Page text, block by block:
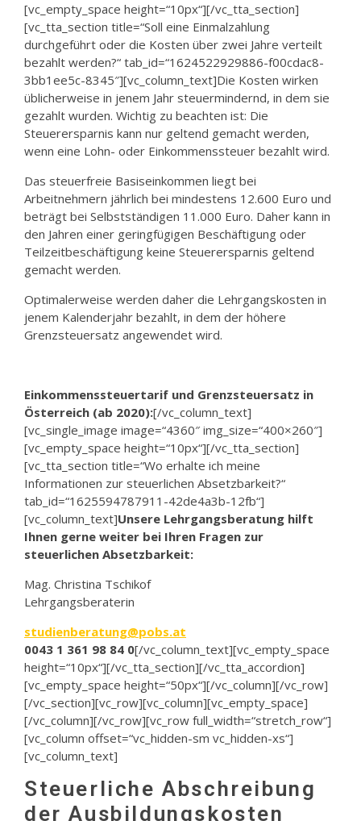
[vc_empty_space height=“10px“][/vc_tta_section]
[vc_tta_section title=“Soll eine Einmalzahlung
durchgeführt oder die Kosten über zwei Jahre verteilt
bezahlt werden?“ tab_id=“1624522929886-f00cdac8-
3bb1ee5c-8345″][vc_column_text]Die Kosten wirken
üblicherweise in jenem Jahr steuermindernd, in dem sie
gezahlt wurden. Wichtig zu beachten ist: Die
Steuerersparnis kann nur geltend gemacht werden,
wenn eine Lohn- oder Einkommenssteuer bezahlt wird.
Das steuerfreie Basiseinkommen liegt bei
Arbeitnehmern jährlich bei mindestens 12.600 Euro und
beträgt bei Selbstständigen 11.000 Euro. Daher kann in
den Jahren einer geringfügigen Beschäftigung oder
Teilzeitbeschäftigung keine Steuerersparnis geltend
gemacht werden.
Optimalerweise werden daher die Lehrgangskosten in
jenem Kalenderjahr bezahlt, in dem der höhere
Grenzsteuersatz angewendet wird.
Einkommenssteuertarif und Grenzsteuersatz in
Österreich (ab 2020):[/vc_column_text]
[vc_single_image image=“4360″ img_size=“400×260″]
[vc_empty_space height=“10px“][/vc_tta_section]
[vc_tta_section title=“Wo erhalte ich meine
Informationen zur steuerlichen Absetzbarkeit?“
tab_id=“1625594787911-42de4a3b-12fb“]
[vc_column_text]Unsere Lehrgangsberatung hilft
Ihnen gerne weiter bei Ihren Fragen zur
steuerlichen Absetzbarkeit:
Mag. Christina Tschikof
Lehrgangsberaterin
studienberatung@pobs.at
0043 1 361 98 84 0[/vc_column_text][vc_empty_space
height=“10px“][/vc_tta_section][/vc_tta_accordion]
[vc_empty_space height=“50px“][/vc_column][/vc_row]
[/vc_section][vc_row][vc_column][vc_empty_space]
[/vc_column][/vc_row][vc_row full_width=“stretch_row“]
[vc_column offset=“vc_hidden-sm vc_hidden-xs“]
[vc_column_text]
Steuerliche Abschreibung
der Ausbildungskosten